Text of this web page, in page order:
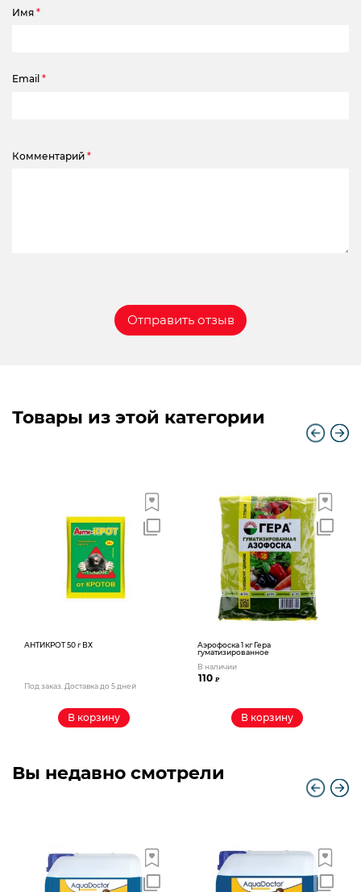
Имя *
Email *
Комментарий *
Товары из этой категории
АНТИКРОТ 50 г ВХ
Под заказ. Доставка до 5 дней
В корзину
Аэрофоска 1 кг Гера
гуматизированное
В наличии
110₽
В корзину
Вы недавно смотрели